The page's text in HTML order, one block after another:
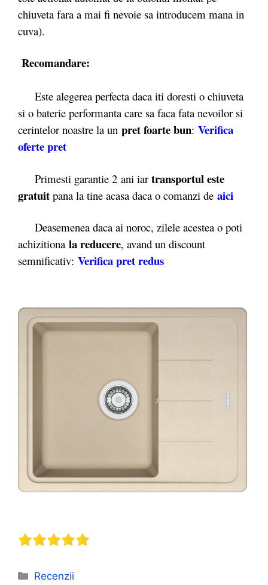
chiuveta fara a mai fi nevoie sa introducem mana in
cuva).
Recomandare:
Este alegerea perfecta daca iti doresti o chiuveta
si o baterie performanta care sa faca fata nevoilor si
cerintelor noastre la un pret foarte bun: Verifica
oferte pret
Primesti garantie 2 ani iar transportul este
gratuit pana la tine acasa daca o comanzi de aici
Deasemenea daca ai noroc, zilele acestea o poti
achizitiona la reducere, avand un discount
semnificativ: Verifica pret redus
Categorii
Recenzii